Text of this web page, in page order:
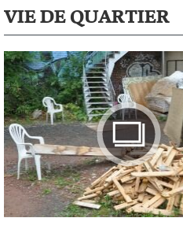
VIE DE QUARTIER
Photo